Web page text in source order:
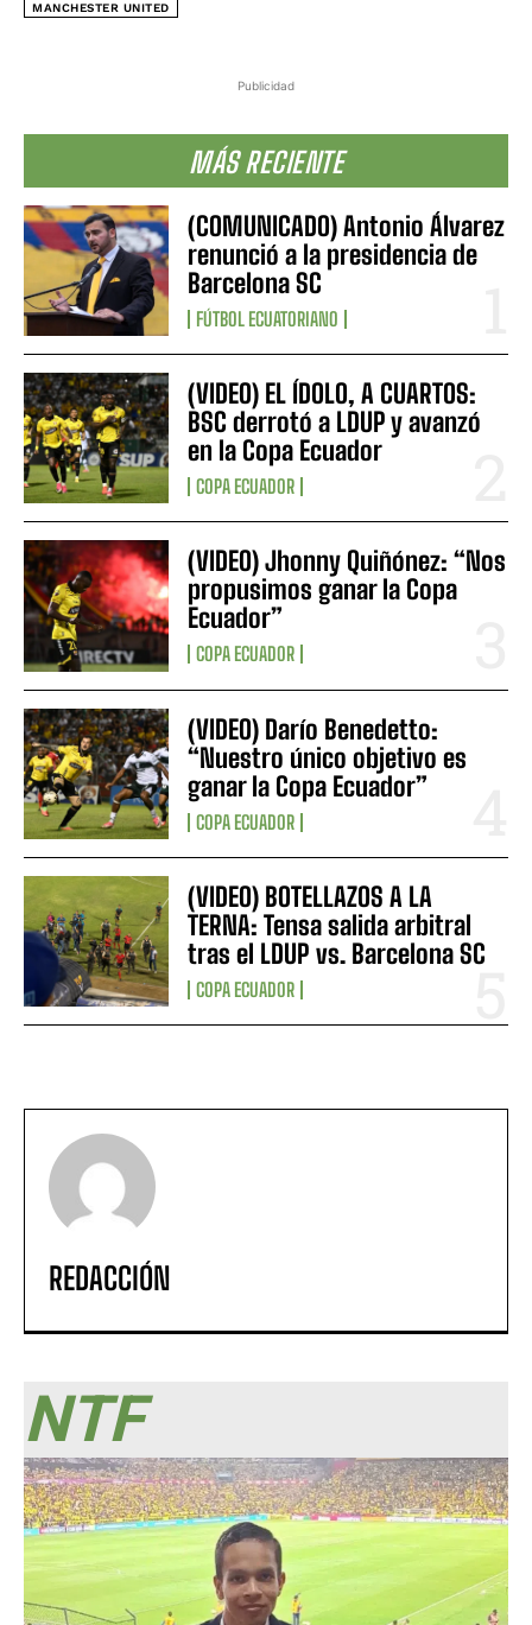
Publicidad
MÁS RECIENTE
(COMUNICADO) Antonio Álvarez
renunció a la presidencia de
Barcelona SC
FÚTBOL ECUATORIANO
(VIDEO) EL ÍDOLO, A CUARTOS:
BSC derrotó a LDUP y avanzó
en la Copa Ecuador
COPA ECUADOR
(VIDEO) Jhonny Quiñónez: “Nos
propusimos ganar la Copa
Ecuador”
COPA ECUADOR
(VIDEO) Darío Benedetto:
“Nuestro único objetivo es
ganar la Copa Ecuador”
COPA ECUADOR
(VIDEO) BOTELLAZOS A LA
TERNA: Tensa salida arbitral
tras el LDUP vs. Barcelona SC
COPA ECUADOR
MANCHESTER UNITED
REDACCIÓN
NTF